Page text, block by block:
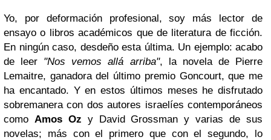
Yo, por deformación profesional, soy más lector de
ensayo o libros académicos que de literatura de ficción.
En ningún caso, desdeño esta última. Un ejemplo: acabo
de leer "Nos vemos allá arriba", la novela de Pierre
Lemaitre, ganadora del último premio Goncourt, que me
ha encantado. Y en estos últimos meses he disfrutado
sobremanera con dos autores israelíes contemporáneos
como Amos Oz y David Grossman y varias de sus
novelas; más con el primero que con el segundo, lo